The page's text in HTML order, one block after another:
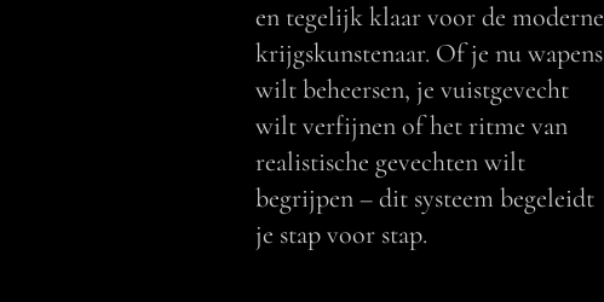
en tegelijk klaar voor de moderne
krijgskunstenaar. Of je nu wapens
wilt beheersen, je vuistgevecht
wilt verfijnen of het ritme van
realistische gevechten wilt
begrijpen – dit systeem begeleidt
je stap voor stap.